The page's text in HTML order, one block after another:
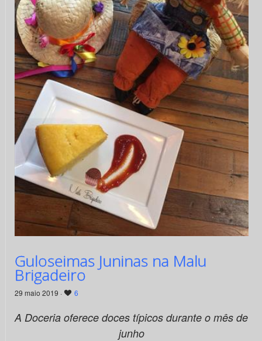
Guloseimas Juninas na Malu
Brigadeiro
29 maio 2019 · 6
A Doceria oferece doces típicos durante o mês de
junho